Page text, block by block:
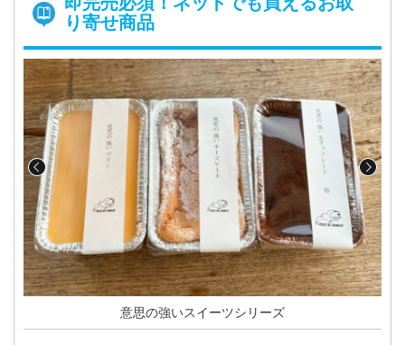
り寄せ商品
意思の強いスイーツシリーズ